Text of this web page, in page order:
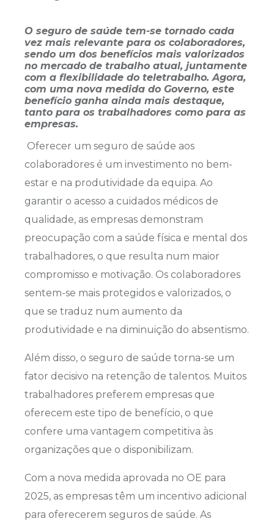
O seguro de saúde tem-se tornado cada
vez mais relevante para os colaboradores,
sendo um dos benefícios mais valorizados
no mercado de trabalho atual, juntamente
com a flexibilidade do teletrabalho. Agora,
com uma nova medida do Governo, este
benefício ganha ainda mais destaque,
tanto para os trabalhadores como para as
empresas.
Oferecer um seguro de saúde aos
colaboradores é um investimento no bem-
estar e na produtividade da equipa. Ao
garantir o acesso a cuidados médicos de
qualidade, as empresas demonstram
preocupação com a saúde física e mental dos
trabalhadores, o que resulta num maior
compromisso e motivação. Os colaboradores
sentem-se mais protegidos e valorizados, o
que se traduz num aumento da
produtividade e na diminuição do absentismo.
Além disso, o seguro de saúde torna-se um
fator decisivo na retenção de talentos. Muitos
trabalhadores preferem empresas que
oferecem este tipo de benefício, o que
confere uma vantagem competitiva às
organizações que o disponibilizam.
Com a nova medida aprovada no OE para
2025, as empresas têm um incentivo adicional
para oferecerem seguros de saúde. As